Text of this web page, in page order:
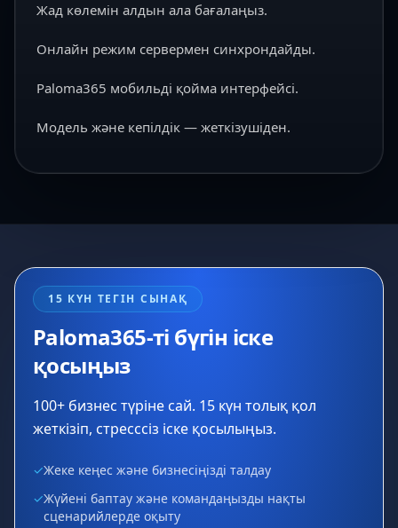
Жад көлемін алдын ала бағалаңыз.
Онлайн режим сервермен синхрондайды.
Paloma365 мобильді қойма интерфейсі.
Модель және кепілдік — жеткізушіден.
15 КҮН ТЕГІН СЫНАҚ
Paloma365-ті бүгін іске
қосыңыз
100+ бизнес түріне сай. 15 күн толық қол
жеткізіп, стресссіз іске қосылыңыз.
✓Жеке кеңес және бизнесіңізді талдау
✓Жүйені баптау және командаңызды нақты
сценарийлерде оқыту